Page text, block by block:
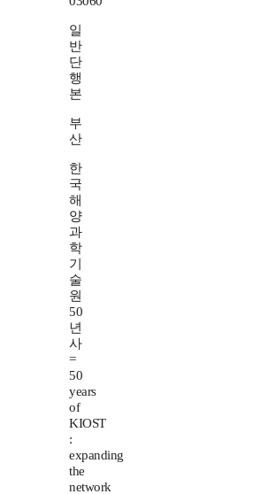
일
반
단
행
본
부
산
한
국
해
양
과
학
기
술
원
50
년
사
=
50
years
of
KIOST
:
expanding
the
network